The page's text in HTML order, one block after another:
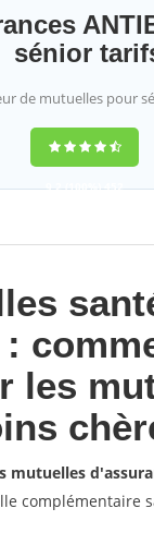
sénior
de mutuelles pour
9,2(100%)452
les
mutuelles
complémentaire